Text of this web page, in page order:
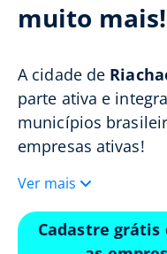
muito mais!
A cidade de
parte ativa e
municípios
empresas ativas!
Ver mais
Cadastre grátis